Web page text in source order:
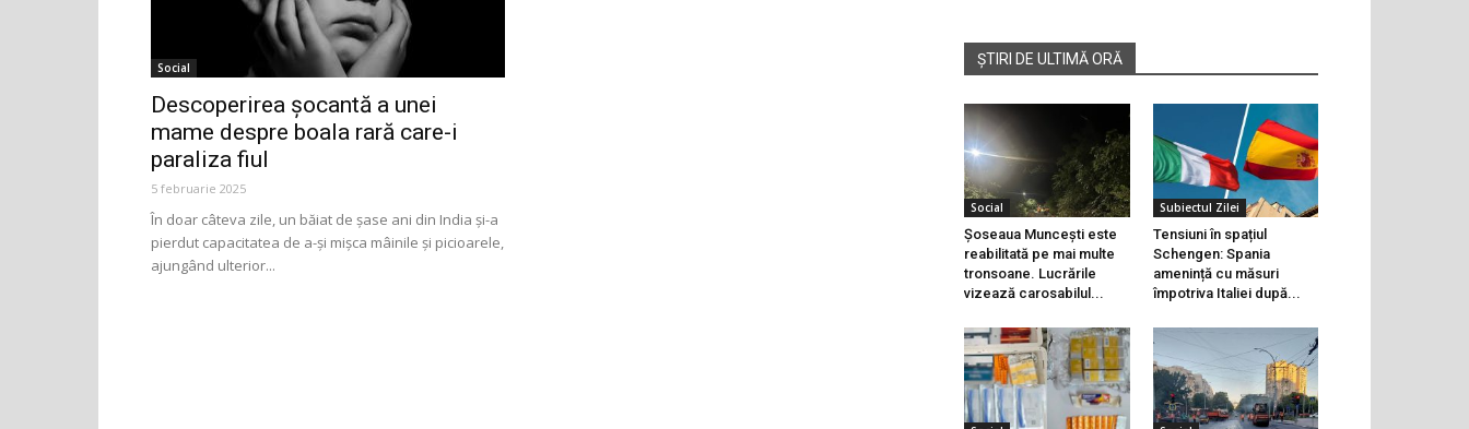
Social
Descoperirea șocantă a unei
mame despre boala rară care-i
paraliza fiul
5 februarie 2025
În doar câteva zile, un băiat de șase ani din India și-a
pierdut capacitatea de a-și mișca mâinile și picioarele,
ajungând ulterior...
ȘTIRI DE ULTIMĂ ORĂ
Social
Șoseaua Muncești este
reabilitată pe mai multe
tronsoane. Lucrările
vizează carosabilul...
Subiectul Zilei
Tensiuni în spațiul
Schengen: Spania
amenință cu măsuri
împotriva Italiei după...